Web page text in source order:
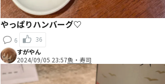
やっぱりハンバーグ♡
6 36
すがやん
2024/09/05 23:57魚・寿司